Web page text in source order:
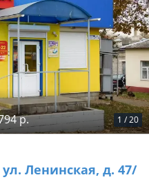
1 /20
р.
Ленинская, д. 47/